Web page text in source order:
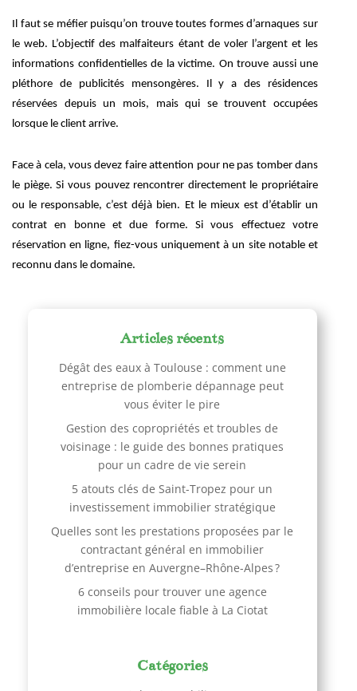
Il faut se méfier puisqu’on trouve toutes formes d’arnaques sur
le web. L’objectif des malfaiteurs étant de voler l’argent et les
informations confidentielles de la victime. On trouve aussi une
pléthore de publicités mensongères. Il y a des résidences
réservées depuis un mois, mais qui se trouvent occupées
lorsque le client arrive.
Face à cela, vous devez faire attention pour ne pas tomber dans
le piège. Si vous pouvez rencontrer directement le propriétaire
ou le responsable, c’est déjà bien. Et le mieux est d’établir un
contrat en bonne et due forme. Si vous effectuez votre
réservation en ligne, fiez-vous uniquement à un site notable et
reconnu dans le domaine.
Articles récents
Dégât des eaux à Toulouse : comment une
entreprise de plomberie dépannage peut
vous éviter le pire
Gestion des copropriétés et troubles de
voisinage : le guide des bonnes pratiques
pour un cadre de vie serein
5 atouts clés de Saint-Tropez pour un
investissement immobilier stratégique
Quelles sont les prestations proposées par le
contractant général en immobilier
d’entreprise en Auvergne–Rhône-Alpes ?
6 conseils pour trouver une agence
immobilière locale fiable à La Ciotat
Catégories